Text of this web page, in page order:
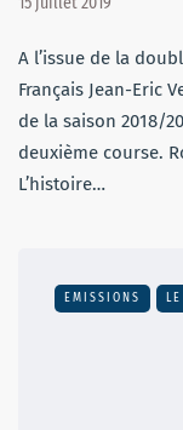
A l’issue de la
Français Jean-Eric
de la saison 2018/
deuxième course.
L’histoire…
EMISSIONS